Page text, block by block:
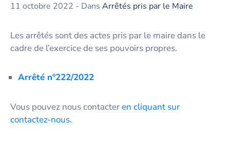
11 octobre 2022 - Dans Arrêtés pris par le Maire
Les arrêtés sont des actes pris par le maire dans le
cadre de l’exercice de ses pouvoirs propres.
Arrêté n°222/2022
Vous pouvez nous contacteren cliquant sur
contactez-nous.